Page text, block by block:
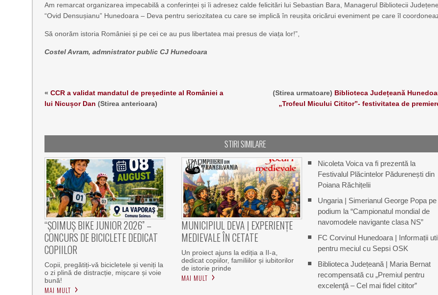
Am remarcat organizarea impecabilă a conferinței și îi adresez calde felicitări lui Sebastian Bara, Managerul Bibliotecii Județene
“Ovid Densușianu” Hunedoara – Deva pentru seriozitatea cu care se implică în reușita oricărui eveniment pe care îl
Să onorăm istoria României și pe cei ce au pus libertatea mai presus de viața lor!”,
Costel Avram, admnistrator public CJ Hunedoara
«CCR a validat mandatul de președinte al României a
lui Nicușor Dan (Stirea anterioara)
(Stirea urmatoare) Biblioteca Județeană
„Trofeul Micului Cititor”- festivitatea de
STIRI SIMILARE
“ȘOIMUȘ BIKE JUNIOR 2026” –
CONCURS DE BICICLETE DEDICAT
COPIILOR
Copii, pregătiți-vă bicicletele și veniți la
o zi plină de distracție, mișcare și voie
bună!
MAI MULT
MUNICIPIUL DEVA | EXPERIENȚE
MEDIEVALE ÎN CETATE
Un proiect ajuns la ediția a II-a,
dedicat copiilor, familiilor și iubitorilor
de istorie prinde
MAI MULT
Nicoleta Voica va fi prezentă la
Festivalul Plăcintelor Pădurenești din
Poiana Răchițelii
Ungaria | Simerianul George Popa pe
podium la “Campionatul mondial de
navomodele navigante clasa NS”
FC Corvinul Hunedoara | Informații
pentru meciul cu Sepsi OSK
Biblioteca Județeană | Maria Bernat
recompensată cu „Premiul pentru
excelenţă – Cel mai fidel cititor”